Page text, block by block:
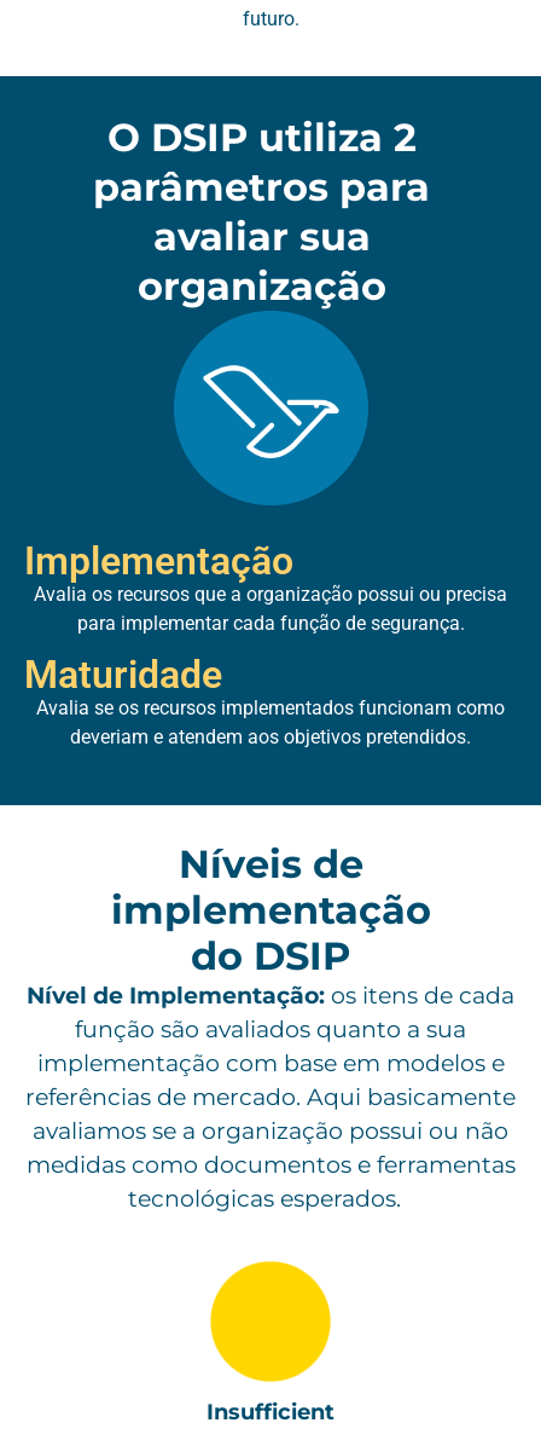
futuro.
O DSIP utiliza 2
parâmetros para
avaliar sua
organização
Implementação
Avalia os recursos que a organização possui ou precisa
para implementar cada função de segurança.
Maturidade
Avalia se os recursos implementados funcionam como
deveriam e atendem aos objetivos pretendidos.
Níveis de
implementação
do DSIP
Nível de Implementação: os itens de cada
função são avaliados quanto a sua
implementação com base em modelos e
referências de mercado. Aqui basicamente
avaliamos se a organização possui ou não
medidas como documentos e ferramentas
tecnológicas esperados.
Insufficient